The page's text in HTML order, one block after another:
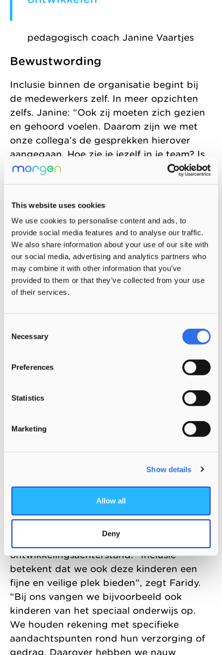
This website uses cookies
We use cookies to personalise content and ads, to
provide social media features and to analyse our traffic.
We also share information about your use of our site with
our social media, advertising and analytics partners who
may combine it with other information that you’ve
provided to them or that they’ve collected from your use
of their services.
Selection
Necessary
Preferences
Statistics
Marketing
Show details
Allow all
Deny
pedagogisch coach Janine Vaartjes
Bewustwording
Inclusie binnen de organisatie begint bij
de medewerkers zelf. In meer opzichten
zelfs. Janine: “Ook zij moeten zich gezien
en gehoord voelen. Daarom zijn we met
onze collega’s de gesprekken hierover
aangegaan. Hoe zie je jezelf in je team? Is
er genoeg aandacht voor jou en je
achtergrond? Iedereen moet voelen dat hij
Maar de gesprekken gaan ook over het
eigen referentiekader, zo legt Janine uit.
“Heb je vanuit je eigen jeugd of omgeving
aannames of vooroordelen die in de
praktijk misschien tot uiting komen? Dat is
heel menselijk. En we hoeven het niet over
begint bij begrip. Soms staat iemand niet
eens stil bij zijn eigen aannames. Daarom
blijven we deze gesprekken geregeld
voeren; ze leiden tot bewustwording.”
Overigens is er ook bij werving en selectie
en inclusie. “Bij ons werken veel vrouwen,
interesse krijgen in werken binnen de
Voor álle kinderen, ook kwetsbare
Kinderopvang Morgen biedt ook een
warm welkom aan kwetsbare kinderen.
geestelijke handicap of een
ontwikkelingsachterstand. “Inclusie
betekent dat we ook deze kinderen een
fijne en veilige plek bieden”, zegt Faridy.
“Bij ons vangen we bijvoorbeeld ook
kinderen van het speciaal onderwijs op.
We houden rekening met specifieke
aandachtspunten rond hun verzorging of
gedrag. Daarover hebben we nauw